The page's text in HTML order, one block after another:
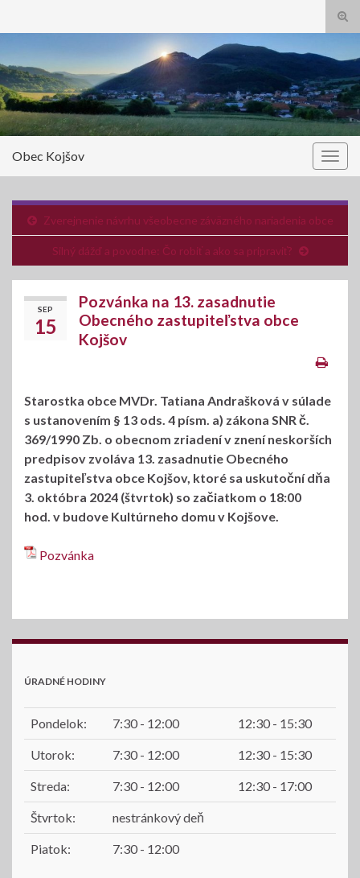
Obec Kojšov
Zverejnenie návrhu všeobecne záväzného nariadenia obce
Silný dážď a povodne: Čo robiť a ako sa pripraviť?
SEP
15
Pozvánka na 13. zasadnutie
Obecného zastupiteľstva obce
Kojšov
Starostka obce MVDr. Tatiana Andrašková v súlade
s ustanovením § 13 ods. 4 písm. a) zákona SNR č.
369/1990 Zb. o obecnom zriadení v znení neskorších
predpisov zvoláva 13. zasadnutie Obecného
zastupiteľstva obce Kojšov, ktoré sa uskutoční dňa
3. októbra 2024 (štvrtok) so začiatkom o 18:00
hod. v budove Kultúrneho domu v Kojšove.
Pozvánka
ÚRADNÉ HODINY
Pondelok: 7:30 - 12:00 12:30 - 15:30
Utorok: 7:30 - 12:00 12:30 - 15:30
Streda: 7:30 - 12:00 12:30 - 17:00
Štvrtok: nestránkový deň
Piatok: 7:30 - 12:00